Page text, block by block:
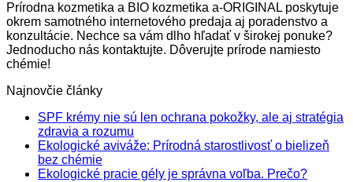
Prírodna kozmetika a BIO kozmetika a-ORIGINAL poskytuje
okrem samotného internetového predaja aj poradenstvo a
konzultácie. Nechce sa vám dlho hľadať v širokej ponuke?
Jednoducho nás kontaktujte. Dôverujte prírode namiesto
chémie!
Najnovčie články
SPF krémy nie sú len ochrana pokožky, ale aj stratégia
zdravia a rozumu
komentáre
SPF
Ekologické aviváže: Prírodná starostlivosť o bielizeň
bez chémieŽiadne
komentáre
Ekologické pracie gély je správna voľba. Prečo?Žiadne